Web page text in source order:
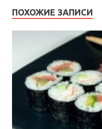
ПОХОЖИЕ ЗАПИСИ